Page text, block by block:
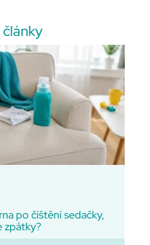
články
po čištění sedačky,
zpátky?